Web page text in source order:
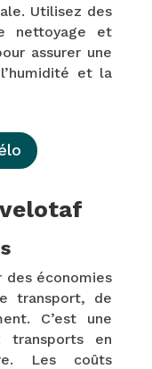
Utilisez des
nettoyage et
assurer une
et la
économies
transport, de
C’est une
transports en
Les coûts